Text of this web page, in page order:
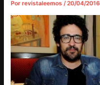
Porrevistaleemos/20/04/2016